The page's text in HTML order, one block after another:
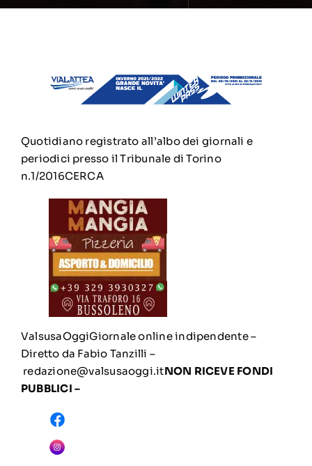
Quotidiano registrato all’albo dei giornali e
periodici presso il Tribunale di Torino
n.1/2016CERCA
ValsusaOggiGiornale online indipendente –
Diretto da Fabio Tanzilli –
redazione@valsusaoggi.itNON RICEVE FONDI
PUBBLICI –